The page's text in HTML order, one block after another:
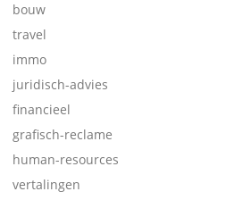
bouw
travel
immo
juridisch-advies
financieel
grafisch-reclame
human-resources
vertalingen